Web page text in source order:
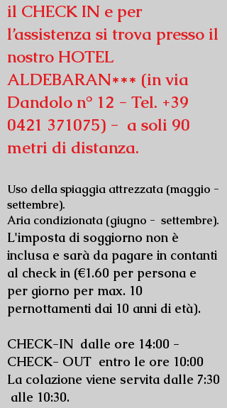
il CHECK IN e per
l’assistenza si trova presso il
nostro HOTEL
ALDEBARAN*** (in via
Dandolo n° 12 - Tel. +39
0421 371075) - a soli 90
metri di distanza.
Uso della spiaggia attrezzata (maggio -
settembre).
Aria condizionata (giugno - settembre).
L'imposta di soggiorno non è
inclusa e sarà da pagare in contanti
al check in (€1.60 per persona e
per giorno per max. 10
pernottamenti dai 10 anni di età).
CHECK-IN dalle ore 14:00 -
CHECK- OUT entro le ore 10:00
La colazione viene servita dalle 7:30
alle 10:30.